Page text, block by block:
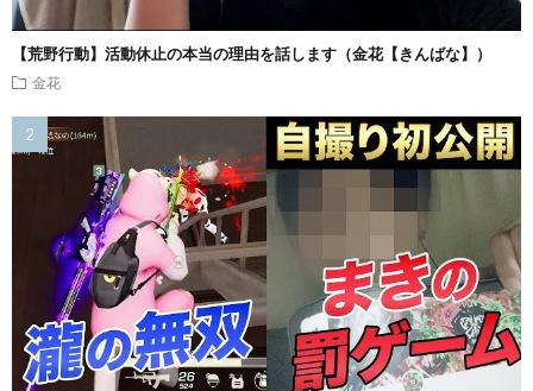
【荒野行動】活動休止の本当の理由を話します（金花【きんばな】）
金花